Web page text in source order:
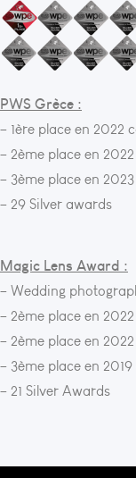
PWS Grèce :
– 1ère place en 2022
– 2ème place en
– 3ème place en
– 29 Silver awards
Magic Lens Award :
– Wedding
– 2ème place en
– 2ème place en
– 3ème place en
– 21 Silver Awards